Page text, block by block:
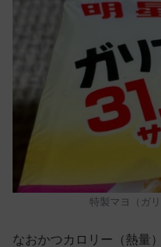
特製マヨ（ガ
なおかつカロリー（熱量